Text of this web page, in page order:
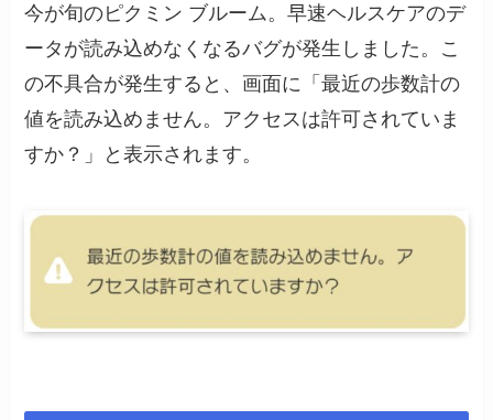
今が旬のピクミン ブルーム。早速ヘルスケアのデ
ータが読み込めなくなるバグが発生しました。こ
の不具合が発生すると、画面に「最近の歩数計の
値を読み込めません。アクセスは許可されていま
すか？」と表示されます。